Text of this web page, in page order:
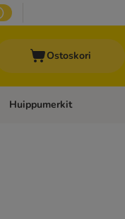
Ostoskori
Avaa kategoriavalikko:
Huippumerkit